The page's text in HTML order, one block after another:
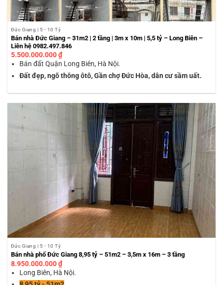
Đức Giang | 5 - 10 Tỷ
Bán nhà Đức Giang – 31m2 | 2 tầng | 3m x 10m | 5,5 tỷ – Long Biên –
Liên hệ 0982.497.846
5.500.000.000₫
Bán đất Quận Long Biên, Hà Nội.
Đất đẹp, ngõ thông ôtô, Gần chợ Đức Hòa, dân cư sầm uất.
Đức Giang | 5 - 10 Tỷ
Bán nhà phố Đức Giang 8,95 tỷ – 51m2 – 3,5m x 16m – 3 tầng
8.950.000.000₫
Long Biên, Hà Nội.